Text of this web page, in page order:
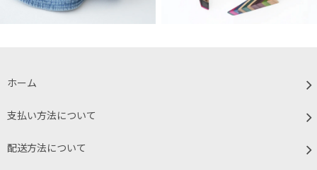
ホーム
支払い方法について
配送方法について